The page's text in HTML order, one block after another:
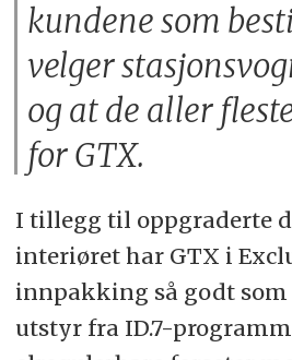
kundene som
velger
og at de aller
for GTX.
I tillegg til oppgraderte
interiøret har GTX i
innpakking så godt
utstyr fra ID.7-